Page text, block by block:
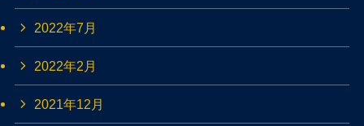
2022年7月
2022年2月
2021年12月